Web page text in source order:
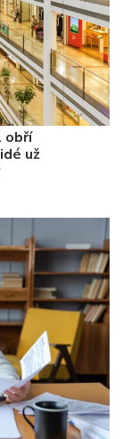
obří
už